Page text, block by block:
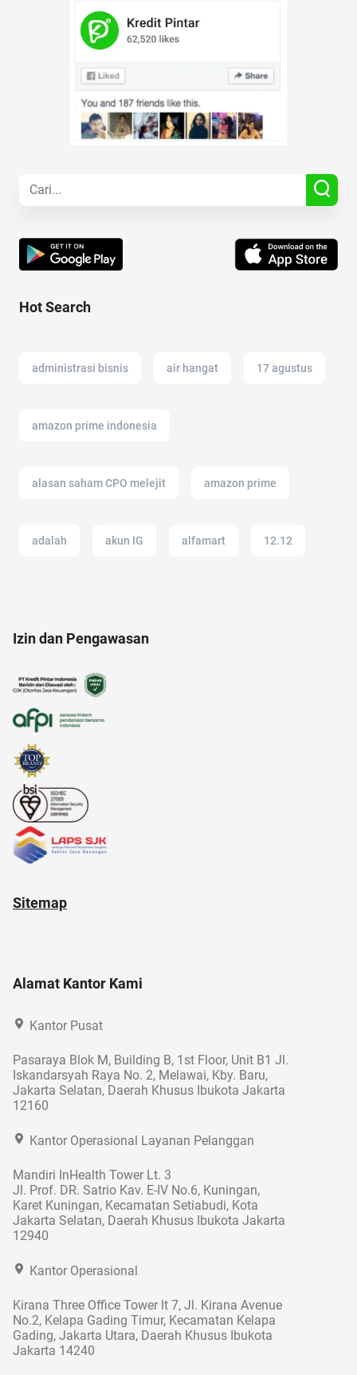
Hot Search
administrasi bisnis air hangat 17 agustus
amazon prime indonesia
alasan saham CPO melejit amazon prime
adalah akun IG alfamart 12.12
20 april
11.11
Izin dan Pengawasan
Sitemap
Alamat Kantor Kami
Kantor Pusat
Pasaraya Blok M, Building B, 1st Floor, Unit B1 Jl.
Iskandarsyah Raya No. 2, Melawai, Kby. Baru,
Jakarta Selatan, Daerah Khusus Ibukota Jakarta
12160
Kantor Operasional Layanan Pelanggan
Mandiri InHealth Tower Lt. 3
Jl. Prof. DR. Satrio Kav. E-IV No.6, Kuningan,
Karet Kuningan, Kecamatan Setiabudi, Kota
Jakarta Selatan, Daerah Khusus Ibukota Jakarta
12940
Kantor Operasional
Kirana Three Office Tower lt 7, Jl. Kirana Avenue
No.2, Kelapa Gading Timur, Kecamatan Kelapa
Gading, Jakarta Utara, Daerah Khusus Ibukota
Jakarta 14240